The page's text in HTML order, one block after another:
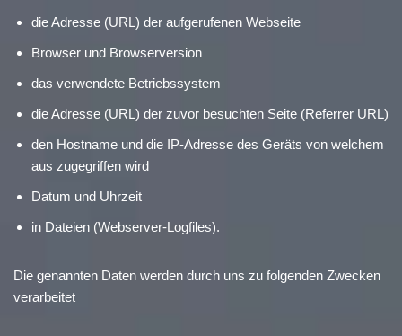
die Adresse (URL) der aufgerufenen Webseite
Browser und Browserversion
das verwendete Betriebssystem
die Adresse (URL) der zuvor besuchten Seite (Referrer URL)
den Hostname und die IP-Adresse des Geräts von welchem
aus zugegriffen wird
Datum und Uhrzeit
in Dateien (Webserver-Logfiles).
Die genannten Daten werden durch uns zu folgenden Zwecken
verarbeitet